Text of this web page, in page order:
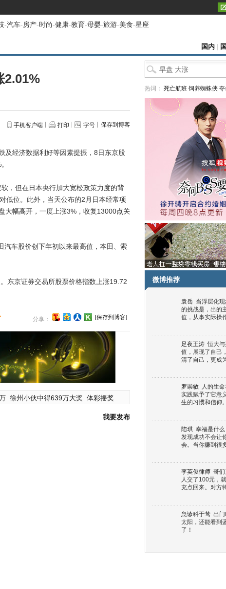
-汽车-房产-时尚-健康-教育-母婴-旅游-美食-星座
国内
2.01%
手机客户端 打印 字号 保存到博客
经济数据利好等因素提振，8日东京股
，但在日本央行加大宽松政策力度的背
低位。此外，当天公布的2月日本经常项
大幅高开，一度上涨3%，收复13000点关
车股价创下年初以来最高值，本田、索
京证券交易所股票价格指数上涨19.72
分享： [保存到博客]
徐州小伙中得639万大奖 体彩摇奖
我要发布
热词： 死亡航班 饲养蜘蛛侠 夺
微博推荐
袁岳 当浮层化
的挑战是，出的
值，从事实际操
足夜王涛 恒大
值，展现了自己
清了自己，更成
罗崇敏 人的生
实践赋予了它意
生的习惯和信仰。
陆琪 幸福是什么
发现成功不会让
会。当你赚到很
李英俊律师 哥们
人交了100元，
充点回来。对方
急诊科于莺 出
太阳，还能看到
了！